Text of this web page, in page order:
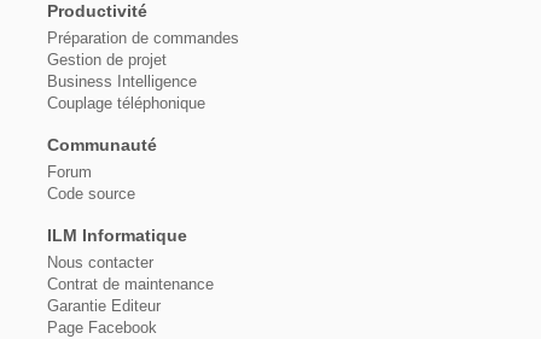
Productivité
Préparation de commandes
Gestion de projet
Business Intelligence
Couplage téléphonique
Communauté
Forum
Code source
ILM Informatique
Nous contacter
Contrat de maintenance
Garantie Editeur
Page Facebook